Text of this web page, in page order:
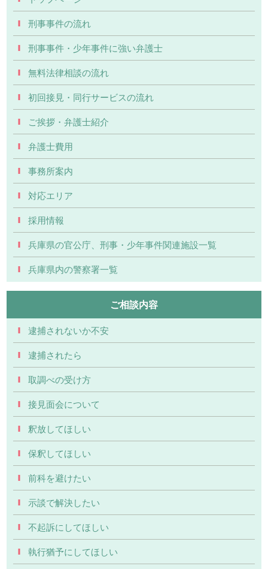
刑事事件の流れ
刑事事件・少年事件に強い弁護士
無料法律相談の流れ
初回接見・同行サービスの流れ
ご挨拶・弁護士紹介
弁護士費用
事務所案内
対応エリア
採用情報
兵庫県の官公庁、刑事・少年事件関連施設一覧
兵庫県内の警察署一覧
ご相談内容
逮捕されないか不安
逮捕されたら
取調べの受け方
接見面会について
釈放してほしい
保釈してほしい
前科を避けたい
示談で解決したい
不起訴にしてほしい
執行猶予にしてほしい